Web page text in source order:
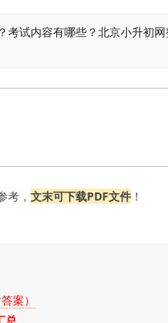
试内容有哪些？北京小升初
考， 文末可下载PDF文件 ！
案）